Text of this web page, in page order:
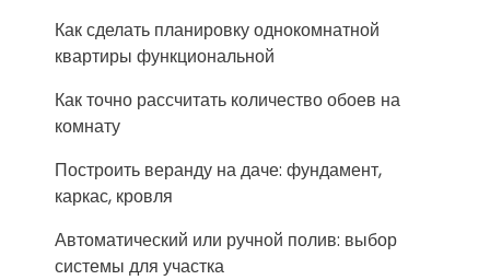
Как сделать планировку однокомнатной
квартиры функциональной
Как точно рассчитать количество обоев на
комнату
Построить веранду на даче: фундамент,
каркас, кровля
Автоматический или ручной полив: выбор
системы для участка